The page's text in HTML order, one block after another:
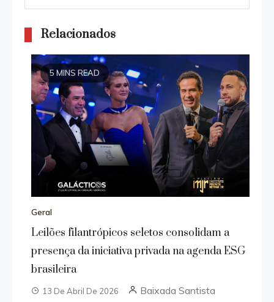
Relacionados
5 MINS READ
Geral
Leilões filantrópicos seletos consolidam a
presença da iniciativa privada na agenda ESG
brasileira
13 De Abril De 2026 Baixada Santista